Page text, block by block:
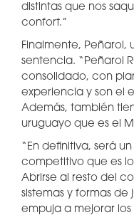
distintas que nos
confort.”
Finalmente, Peñarol,
sentencia. “Peñarol
consolidado, con
experiencia y son el
Además, también
uruguayo que es el
“En definitiva, será
competitivo que es
Abrirse al resto del
sistemas y formas de
empuja a mejorar